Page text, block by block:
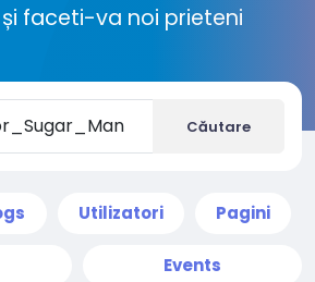
faceti-va noi prieteni
Căutare
Utilizatori Pagini
Events